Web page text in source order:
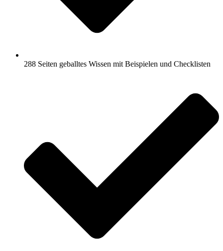
288 Seiten geballtes Wissen mit Beispielen und Checklisten